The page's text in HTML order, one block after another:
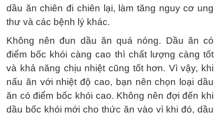
dầu ăn chiên đi chiên lại, làm tăng nguy cơ ung
thư và các bệnh lý khác.
Không nên đun dầu ăn quá nóng. Dầu ăn có
điểm bốc khói càng cao thì chất lượng càng tốt
và khả năng chịu nhiệt cũng tốt hơn. Vì vậy, khi
nấu ăn với nhiệt độ cao, bạn nên chọn loại dầu
ăn có điểm bốc khói cao. Không nên đợi đến khi
dầu bốc khói mới cho thức ăn vào vì khi đó, dầu